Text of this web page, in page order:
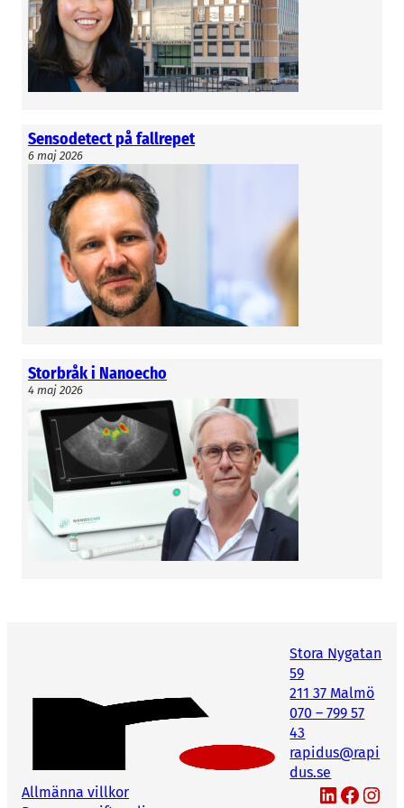
varit med på cykelhjälmsföretaget Hövdings
utvecklingsresa. Gärdenfors är fortfarande aktiv
huvudägare i Pjama.
Sensodetect på fallrepet
6 maj 2026
Storbråk i Nanoecho
4 maj 2026
Stora Nygatan
59
211 37 Malmö
070 – 799 57
43
rapidus@rapi
dus.se
Allmänna villkor
LinkedIn Facebook Instagram